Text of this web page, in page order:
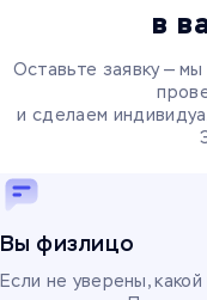
в
Оставьте заявку —
и сделаем
Вы физлицо
Если не уверены,